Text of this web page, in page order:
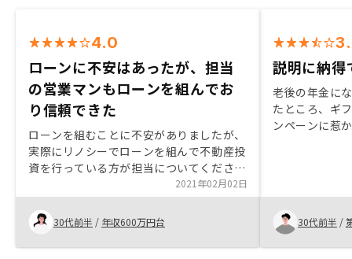
4.0
ローンに不安はあったが、担当
の営業マンもローンを組んでお
り信頼できた
ローンを組むことに不安がありましたが、
実際にリノシーでローンを組んで不動産投
資を行っている方が担当についてくださっ
たので、信頼性が上がり、背中を押しても
らいました。セールスの方全員が、商品
（保険内容を含む）を親身になって提案で
きるよう、内容を把握して頂けるともっと
良くなると思いました。
2021年02月02日
30代前半 / 年収600万円台
説明に納得
老後の年金に
たところ、ギ
ンペーンに惹
30代前半 /